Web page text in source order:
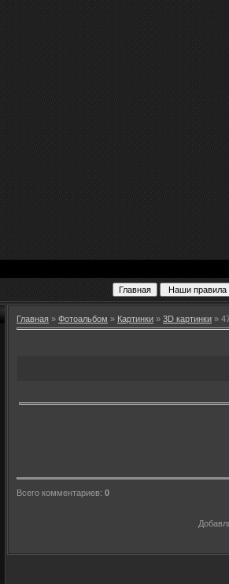
Главная » Фотоальбом » Картинки » 3D картинки »
Всего комментариев: 0